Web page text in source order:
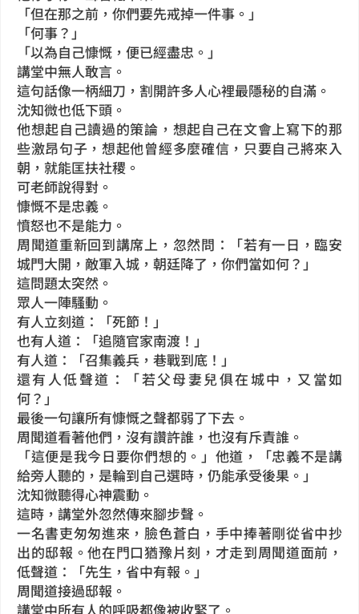
「但在那之前，你們要先戒掉一件事。」
「何事？」
「以為自己慷慨，便已經盡忠。」
講堂中無人敢言。
這句話像一柄細刀，割開許多人心裡最隱秘的自滿。
沈知微也低下頭。
他想起自己讀過的策論，想起自己在文會上寫下的那
些激昂句子，想起他曾經多麼確信，只要自己將來入
朝，就能匡扶社稷。
可老師說得對。
慷慨不是忠義。
憤怒也不是能力。
周聞道重新回到講席上，忽然問：「若有一日，臨安
城門大開，敵軍入城，朝廷降了，你們當如何？」
這問題太突然。
眾人一陣騷動。
有人立刻道：「死節！」
也有人道：「追隨官家南渡！」
有人道：「召集義兵，巷戰到底！」
還有人低聲道：「若父母妻兒俱在城中，又當如
何？」
最後一句讓所有慷慨之聲都弱了下去。
周聞道看著他們，沒有讚許誰，也沒有斥責誰。
「這便是我今日要你們想的。」他道，「忠義不是講
給旁人聽的，是輪到自己選時，仍能承受後果。」
沈知微聽得心神震動。
這時，講堂外忽然傳來腳步聲。
一名書吏匆匆進來，臉色蒼白，手中捧著剛從省中抄
出的邸報。他在門口猶豫片刻，才走到周聞道面前，
低聲道：「先生，省中有報。」
周聞道接過邸報。
講堂中所有人的呼吸都像被收緊了。